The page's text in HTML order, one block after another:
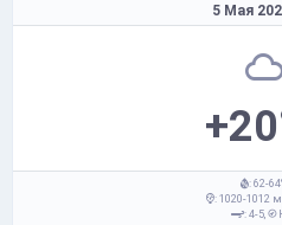
5 Мая
: 62-
: 1020-1012
: 4-5,